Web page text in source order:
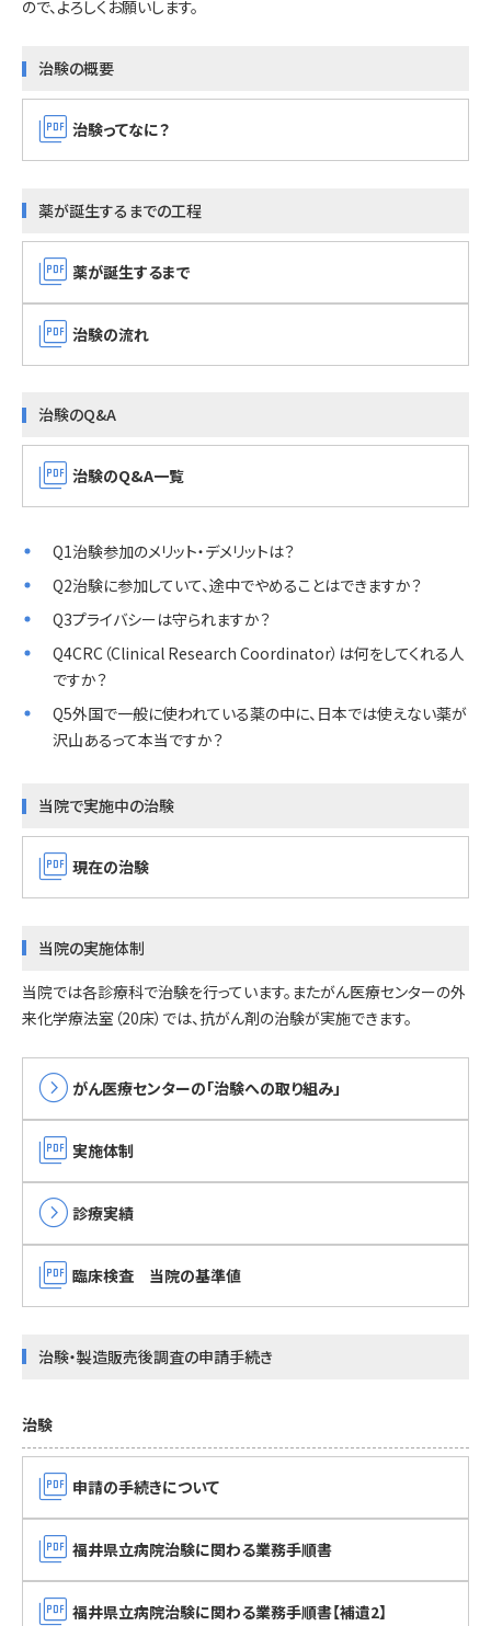
ので、よろしくお願いします。
治験の概要
picture_as_pdf 治験ってなに？
薬が誕生するまでの工程
picture_as_pdf 薬が誕生するまで
picture_as_pdf 治験の流れ
治験のQ&A
picture_as_pdf 治験のQ&A一覧
Q1治験参加のメリット・デメリットは？
Q2治験に参加していて、途中でやめることはできますか？
Q3プライバシーは守られますか？
Q4CRC（Clinical Research Coordinator）は何をしてくれる人
ですか？
Q5外国で一般に使われている薬の中に、日本では使えない薬が
沢山あるって本当ですか？
当院で実施中の治験
picture_as_pdf 現在の治験
当院の実施体制
当院では各診療科で治験を行っています。またがん医療センターの外
来化学療法室（20床）では、抗がん剤の治験が実施できます。
expand_circle_right がん医療センターの「治験への取り組み」
picture_as_pdf 実施体制
expand_circle_right 診療実績
picture_as_pdf 臨床検査 当院の基準値
治験・製造販売後調査の申請手続き
治験
picture_as_pdf 申請の手続きについて
picture_as_pdf 福井県立病院治験に関わる業務手順書
picture_as_pdf 福井県立病院治験に関わる業務手順書【補遺2】